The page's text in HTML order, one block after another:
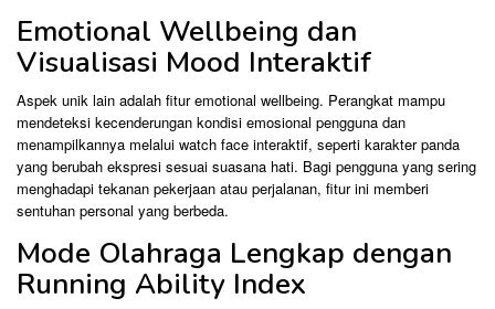
Emotional Wellbeing dan
Visualisasi Mood Interaktif
Aspek unik lain adalah fitur emotional wellbeing. Perangkat mampu
mendeteksi kecenderungan kondisi emosional pengguna dan
menampilkannya melalui watch face interaktif, seperti karakter panda
yang berubah ekspresi sesuai suasana hati. Bagi pengguna yang sering
menghadapi tekanan pekerjaan atau perjalanan, fitur ini memberi
sentuhan personal yang berbeda.
Mode Olahraga Lengkap dengan
Running Ability Index